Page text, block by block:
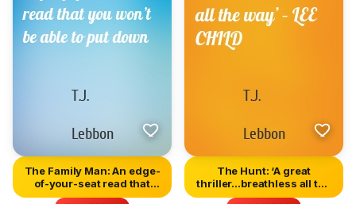
The Family Man: An edge-
of-your-seat read that
you...
The Hunt: ‘A great
thriller...breathless all the
w...